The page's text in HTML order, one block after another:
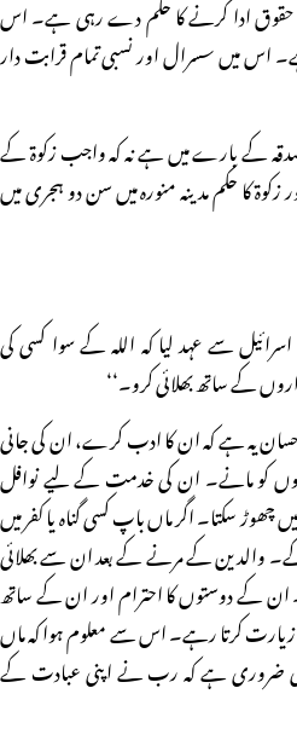
حقوق ادا کرنے کا حکم دے رہی ہے۔ اس
اس میں سسرال اور نسبی تمام قرابت دار
صدقہ کے بارے میں ہے نہ کہ واجب زکوۃ کے
کا حکم مدینہ منورہ میں سن دو ہجری میں
سے عہد لیا کہ اللہ کے سوا کسی کی
کے ساتھ بھلائی کرو۔‘‘
یہ ہے کہ ان کا ادب کرے، ان کی جانی
کو مانے۔ ان کی خدمت کے لیے نوافل
سکتا۔ اگر ماں باپ کسی گناہ یا کفر میں
والدین کے مرنے کے بعد ان سے بھلائی
کے دوستوں کا احترام اور ان کے ساتھ
کرتا رہے۔ اس سے معلوم ہوا کہ ماں
ضروری ہے کہ رب نے اپنی عبادت کے